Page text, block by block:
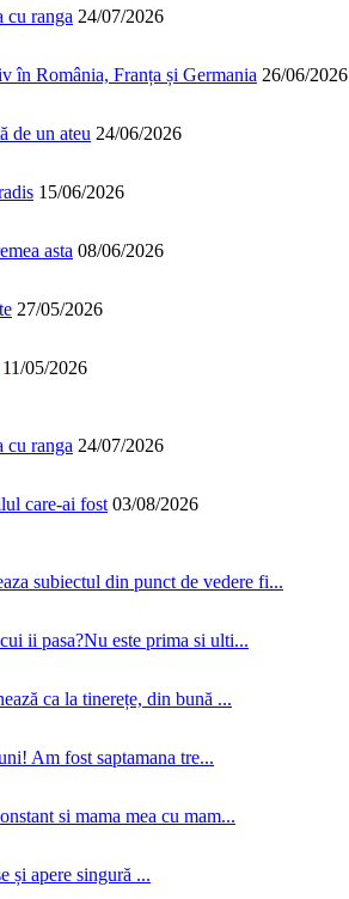
cu ranga 24/07/2026
în România, Franța și Germania 26/06/2026
de un ateu 24/06/2026
15/06/2026
asta 08/06/2026
27/05/2026
11/05/2026
cu ranga 24/07/2026
care-ai fost 03/08/2026
subiectul din punct de vedere fi...
ii pasa?Nu este prima si ulti...
ca la tinerețe, din bună ...
Am fost saptamana tre...
si mama mea cu mam...
și apere singură ...